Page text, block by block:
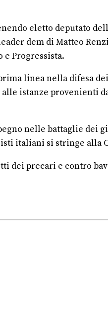
eletto deputato
dem di Matteo
e Progressista.
linea nella difesa
istanze provenienti
nelle battaglie
italiani si stringe alla
dei precari e contro